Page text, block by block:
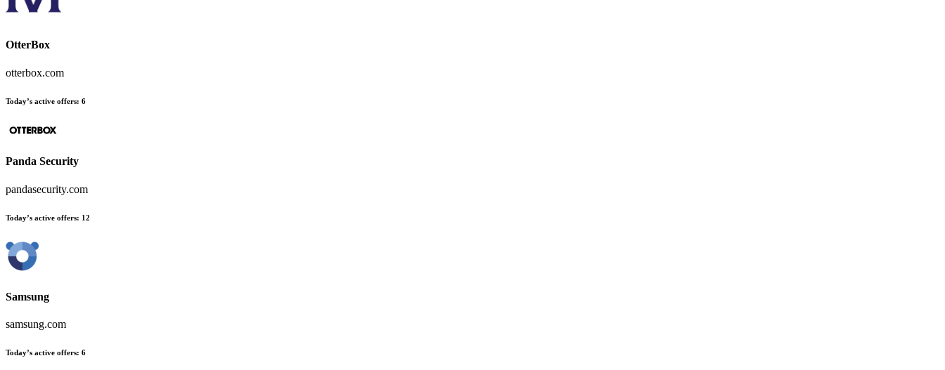
OtterBox
otterbox.com
Today’s active offers: 6
Panda Security
pandasecurity.com
Today’s active offers: 12
Samsung
samsung.com
Today’s active offers: 6